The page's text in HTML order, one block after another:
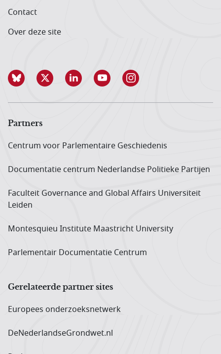
Contact
Over deze site
Partners
Centrum voor Parlementaire Geschiedenis
Documentatie centrum Neder­landse Politieke Partijen
Faculteit Governance and Global Affairs Universiteit
Leiden
Montesquieu Institute Maastricht University
Parlementair Documentatie Centrum
Gerelateerde partner sites
Europees onderzoeks­netwerk
DeNederlandseGrondwet.nl